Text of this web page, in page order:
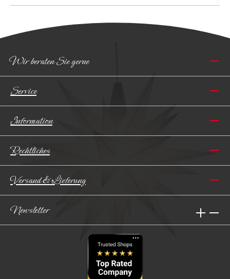
Wir beraten Sie gerne
Service
Information
Rechtliches
Versand & Lieferung
Newsletter